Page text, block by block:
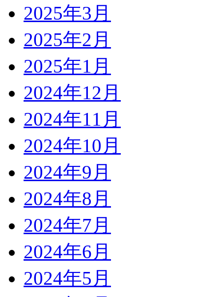
2025年3月
2025年2月
2025年1月
2024年12月
2024年11月
2024年10月
2024年9月
2024年8月
2024年7月
2024年6月
2024年5月